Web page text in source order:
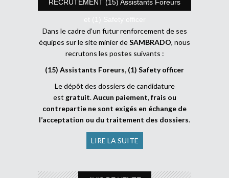
RECRUTEMENT (15) Assistants Foreurs
et (1) Safety officer
Dans le cadre d’un futur renforcement de ses
équipes sur le site minier deSAMBRADO, nous
recrutons les postes suivants :
(15) Assistants Foreurs, (1) Safety officer
Le dépôt des dossiers de candidature
est gratuit.Aucun paiement, frais ou
contrepartie ne sont exigés en échange de
l’acceptation ou du traitement des dossiers.
LIRE LA SUITE